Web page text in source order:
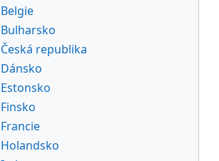
Belgie
Bulharsko
Česká republika
Dánsko
Estonsko
Finsko
Francie
Holandsko